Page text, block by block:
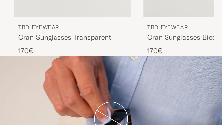
TBD EYEWEAR
Cran Sunglasses Transparent
170€
TBD EYEWEAR
Cran Sunglasses
170€